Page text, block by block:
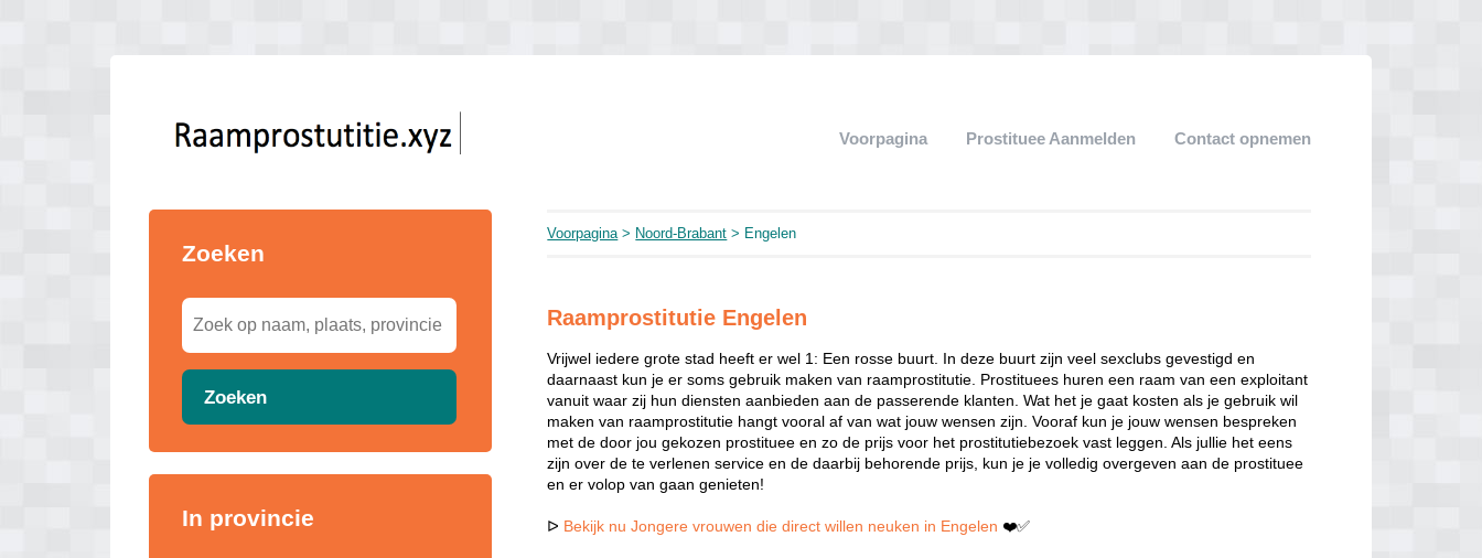
Voorpagina Prostituee Aanmelden Contact opnemen
Zoeken
Zoeken
In provincie
Voorpagina> Noord-Brabant > Engelen
Raamprostitutie Engelen
Vrijwel iedere grote stad heeft er wel 1: Een rosse buurt. In deze buurt zijn veel sexclubs gevestigd en
daarnaast kun je er soms gebruik maken van raamprostitutie. Prostituees huren een raam van een exploitant
vanuit waar zij hun diensten aanbieden aan de passerende klanten. Wat het je gaat kosten als je gebruik wil
maken van raamprostitutie hangt vooral af van wat jouw wensen zijn. Vooraf kun je jouw wensen bespreken
met de door jou gekozen prostituee en zo de prijs voor het prostitutiebezoek vast leggen. Als jullie het eens
zijn over de te verlenen service en de daarbij behorende prijs, kun je je volledig overgeven aan de prostituee
en er volop van gaan genieten!
ᐅ Bekijk nu Jongere vrouwen die direct willen neuken in Engelen ❤️✅